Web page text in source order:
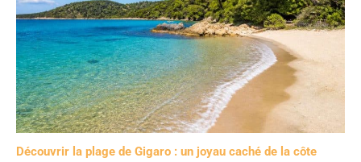
Découvrir la plage de Gigaro : un joyau caché de la côte